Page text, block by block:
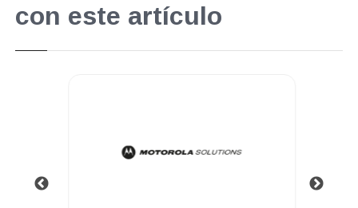
con este artículo